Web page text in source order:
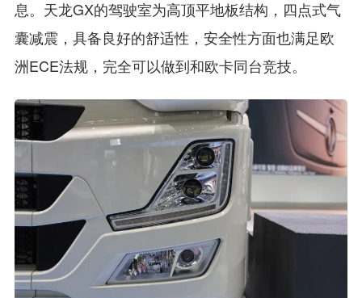
息。天龙GX的驾驶室为高顶平地板结构，四点式气
囊减震，具备良好的舒适性，安全性方面也满足欧
洲ECE法规，完全可以做到和欧卡同台竞技。